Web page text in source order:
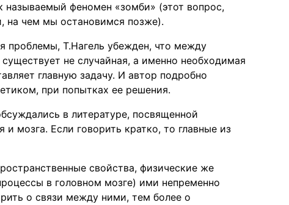
называемый феномен «зомби» (этот вопрос,
на чем мы остановимся позже).
проблемы, Т.Нагель убежден, что между
не случайная, а именно необходимая
главную задачу. И автор подробно
при попытках ее решения.
в литературе, посвященной
и мозга. Если говорить кратко, то главные из
свойства, физические же
в головном мозге) ими непременно
о связи между ними, тем более о